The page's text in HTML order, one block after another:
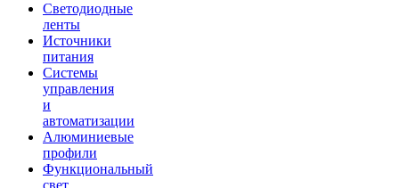
Светодиодные
ленты
Источники
питания
Системы
управления
и
автоматизации
Алюминиевые
профили
Функциональный
свет